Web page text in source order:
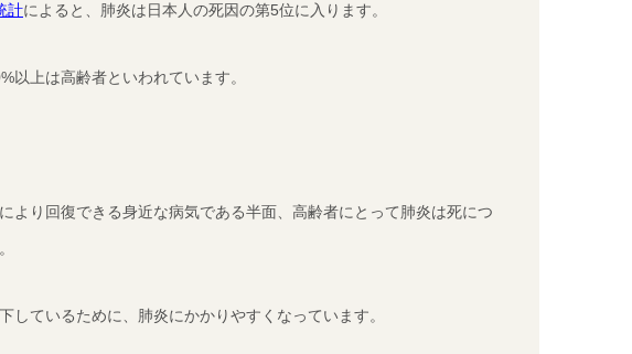
計によると、肺炎は日本人の死因の第5位に入ります。
以上は高齢者といわれています。
より回復できる身近な病気である半面、高齢者にとって肺炎は死につ
しているために、肺炎にかかりやすくなっています。